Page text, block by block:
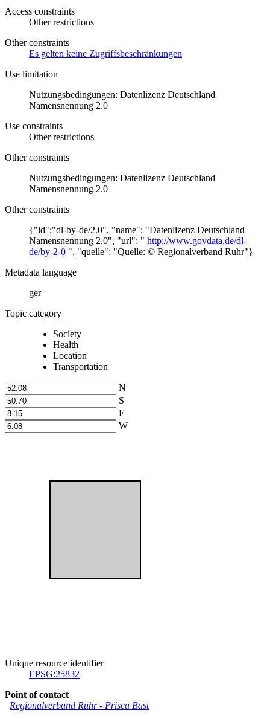
Access constraints
Other restrictions
Other constraints
Es gelten keine Zugriffsbeschränkungen
Use limitation
Nutzungsbedingungen: Datenlizenz Deutschland
Namensnennung 2.0
Use constraints
Other restrictions
Other constraints
Nutzungsbedingungen: Datenlizenz Deutschland
Namensnennung 2.0
Other constraints
{"id":"dl-by-de/2.0", "name": "Datenlizenz Deutschland
Namensnennung 2.0", "url": " http://www.govdata.de/dl-
de/by-2-0 ", "quelle": "Quelle: © Regionalverband Ruhr"}
Metadata language
ger
Topic category
Society
Health
Location
Transportation
N
S
E
W
Unique resource identifier
EPSG:25832
Point of contact
Regionalverband Ruhr- Prisca Bast